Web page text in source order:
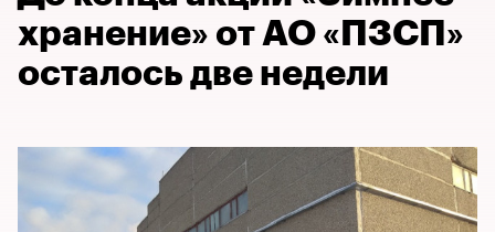
хранение» от АО «ПЗСП»
осталось две недели